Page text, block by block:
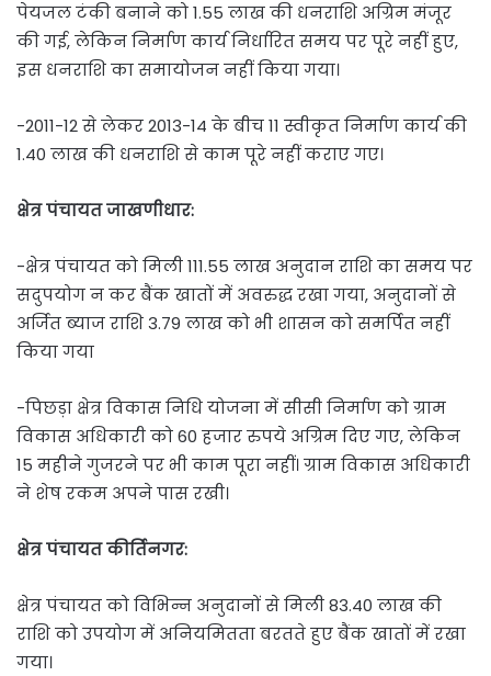
पेयजल टंकी बनाने को 1.55 लाख की धनराशि अग्रिम मंजूर
की गई, लेकिन निर्माण कार्य निर्धारित समय पर पूरे नहीं हुए,
इस धनराशि का समायोजन नहीं किया गया।
-2011-12 से लेकर 2013-14 के बीच 11 स्वीकृत निर्माण कार्य की
1.40 लाख की धनराशि से काम पूरे नहीं कराए गए।
क्षेत्र पंचायत जाखणीधार:
-क्षेत्र पंचायत को मिली 111.55 लाख अनुदान राशि का समय पर
सदुपयोग न कर बैंक खातों में अवरुद्ध रखा गया, अनुदानों से
अर्जित ब्याज राशि 3.79 लाख को भी शासन को समर्पित नहीं
किया गया
-पिछड़ा क्षेत्र विकास निधि योजना में सीसी निर्माण को ग्राम
विकास अधिकारी को 60 हजार रुपये अग्रिम दिए गए, लेकिन
15 महीने गुजरने पर भी काम पूरा नहीं। ग्राम विकास अधिकारी
ने शेष रकम अपने पास रखी।
क्षेत्र पंचायत कीर्तिनगर:
क्षेत्र पंचायत को विभिन्न अनुदानों से मिली 83.40 लाख की
राशि को उपयोग में अनियमितता बरतते हुए बैंक खातों में रखा
गया।